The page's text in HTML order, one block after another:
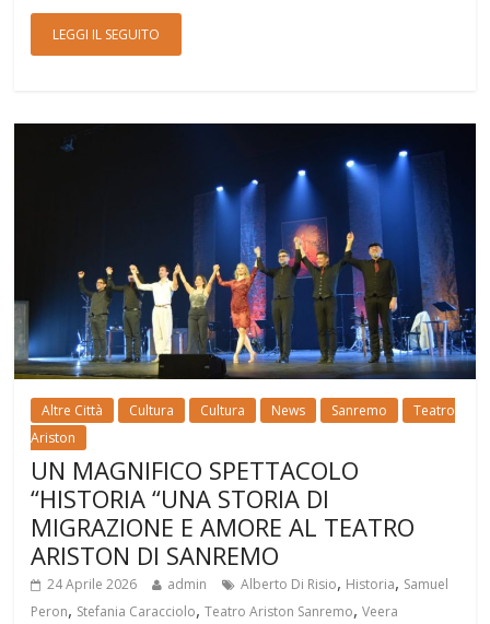
LEGGI IL SEGUITO
Altre Città Cultura Cultura News Sanremo
Teatro
Ariston
UN MAGNIFICO SPETTACOLO
“HISTORIA “UNA STORIA DI
MIGRAZIONE E AMORE AL TEATRO
ARISTON DI SANREMO
24 Aprile 2026 admin Alberto Di Risio, Historia, Samuel
Peron, Stefania Caracciolo,Teatro Ariston Sanremo,Veera